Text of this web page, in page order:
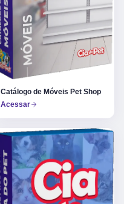
Catálogo de Móveis Pet Shop
Acessar